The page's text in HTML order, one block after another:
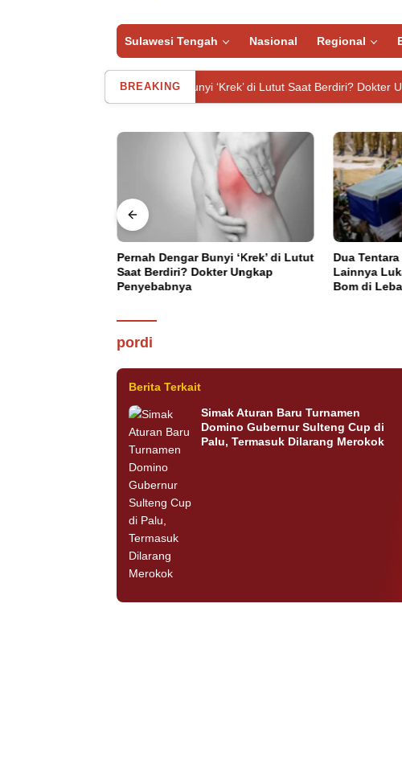
Sulawesi Tengah Nasional Regional
BREAKING
Pernah Dengar Bunyi ‘Krek’ di Lutut Saat Berdiri? Dokter Ungkap
Pernah Dengar Bunyi ‘Krek’ di Lutut
Saat Berdiri? Dokter Ungkap
Penyebabnya
Dua
Lainnya
Bom di
pordi
Utama Jumat, 8 Desember 2023
III Dibuka, Berhadiah Mobil
Berita Terkait
Simak Aturan Baru Turnamen
Domino Gubernur Sulteng Cup di
Palu, Termasuk Dilarang Merokok